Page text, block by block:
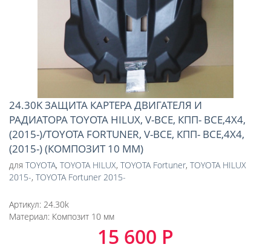
24.30K ЗАЩИТА КАРТЕРА ДВИГАТЕЛЯ И
РАДИАТОРА TOYOTA HILUX, V-ВСЕ, КПП- ВСЕ,4X4,
(2015-)/TOYOTA FORTUNER, V-ВСЕ, КПП- ВСЕ,4X4,
(2015-) (КОМПОЗИТ 10 ММ)
для TOYOTA, TOYOTA HILUX, TOYOTA Fortuner, TOYOTA HILUX
2015-, TOYOTA Fortuner 2015-
Артикул: 24.30k
Материал: Композит 10 мм
15 600 Р